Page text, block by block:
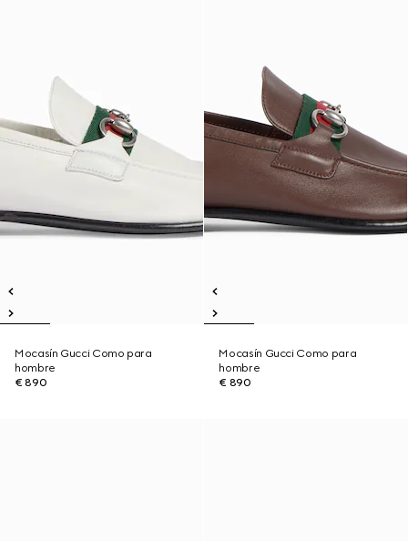
Mocasín Gucci Como para
hombre
€ 890
Mocasín Gucci Como para
hombre
€ 890